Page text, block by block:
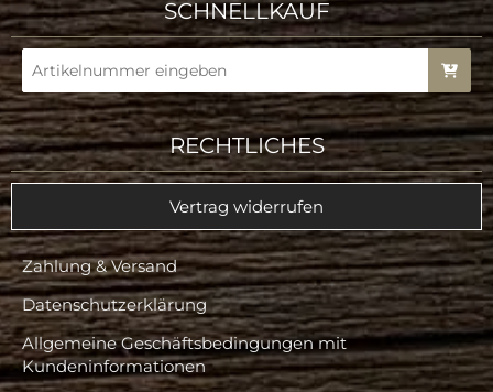
SCHNELLKAUF
RECHTLICHES
Vertrag widerrufen
Zahlung & Versand
Datenschutzerklärung
Allgemeine Geschäftsbedingungen mit
Kundeninformationen